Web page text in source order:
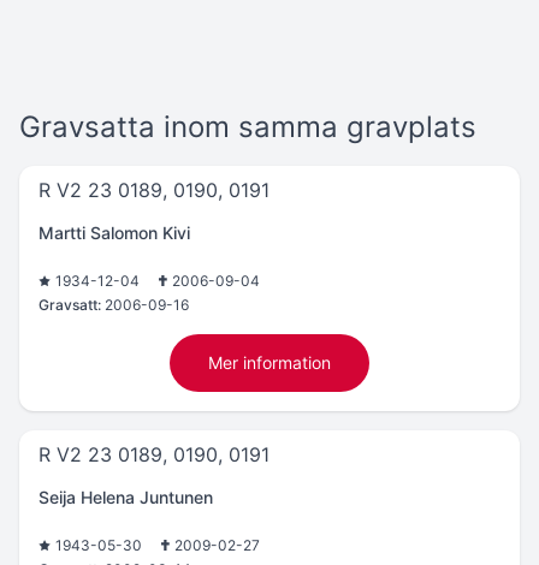
Gravsatta inom samma gravplats
R V2 23 0189, 0190, 0191
Martti Salomon Kivi
1934-12-04
2006-09-04
Gravsatt: 2006-09-16
Mer information
R V2 23 0189, 0190, 0191
Seija Helena Juntunen
1943-05-30
2009-02-27